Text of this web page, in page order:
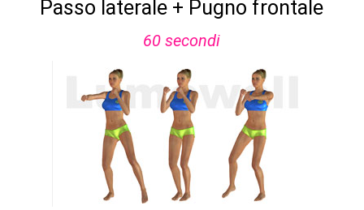
Passo laterale + Pugno frontale
60 secondi